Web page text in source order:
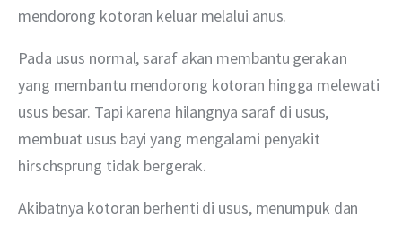
mendorong kotoran keluar melalui anus.
Pada usus normal, saraf akan membantu gerakan
yang membantu mendorong kotoran hingga melewati
usus besar. Tapi karena hilangnya saraf di usus,
membuat usus bayi yang mengalami penyakit
hirschsprung tidak bergerak.
Akibatnya kotoran berhenti di usus, menumpuk dan